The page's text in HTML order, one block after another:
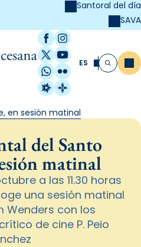
Santoral del día
SAVA
Facebook
Instagram
X / Twitter
YouTube
WhatsApp
Flickr
Radio Estel
Catalunya
ES Buscar
en sesión matinal
del Santo
matinal
a las 11.30 horas
una sesión matinal
Wenders con los
de cine P. Peio